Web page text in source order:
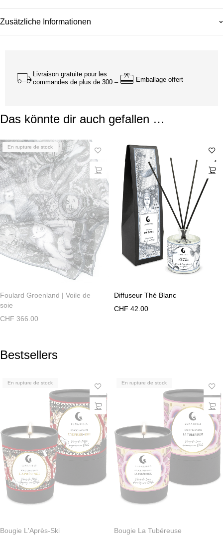
Zusätzliche Informationen
Livraison gratuite pour les
commandes de plus de 300.–
Emballage offert
Das könnte dir auch gefallen …
En rupture de stock
Foulard Groenland | Voile de
soie
CHF 366.00
Diffuseur Thé Blanc
CHF 42.00
Bestsellers
En rupture de stock
Bougie L'Après-Ski
En rupture de stock
Bougie La Tubéreuse